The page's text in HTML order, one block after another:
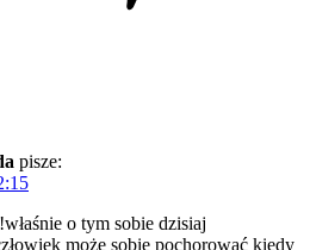
pisze:
o tym sobie dzisiaj
może sobie pochorować kiedy